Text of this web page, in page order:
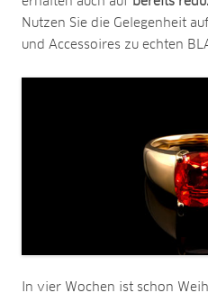
Nutzen Sie die Gelegenheit
und Accessoires zu echten
In vier Wochen ist schon